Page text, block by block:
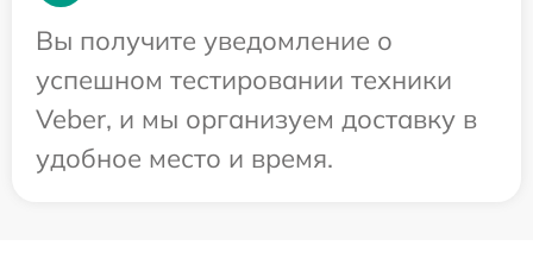
Вы получите уведомление о
успешном тестировании техники
Veber, и мы организуем доставку в
удобное место и время.